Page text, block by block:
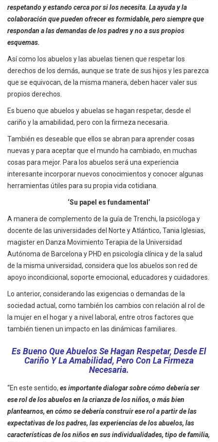
respetando y estando cerca por si los necesita. La ayuda y la
colaboración que pueden ofrecer es formidable, pero siempre que
respondan a las demandas de los padres y no a sus propios
esquemas.
Así como los abuelos y las abuelas tienen que respetar los
derechos de los demás, aunque se trate de sus hijos y les parezca
que se equivocan, de la misma manera, deben hacer valer sus
propios derechos.
Es bueno que abuelos y abuelas se hagan respetar, desde el
cariño y la amabilidad, pero con la firmeza necesaria.
También es deseable que ellos se abran para aprender cosas
nuevas y para aceptar que el mundo ha cambiado, en muchas
cosas para mejor. Para los abuelos será una experiencia
interesante incorporar nuevos conocimientos y conocer algunas
herramientas útiles para su propia vida cotidiana.
‘Su papel es fundamental’
A manera de complemento de la guía de Trenchi, la psicóloga y
docente de las universidades del Norte y Atlántico, Tania Iglesias,
magister en Danza Movimiento Terapia de la Universidad
Autónoma de Barcelona y PHD en psicología clínica y de la salud
de la misma universidad, considera que los abuelos son red de
apoyo incondicional, soporte emocional, educadores y cuidadores.
Lo anterior, considerando las exigencias o demandas de la
sociedad actual, como también los cambios con relación al rol de
la mujer en el hogar y a nivel laboral, entre otros factores que
también tienen un impacto en las dinámicas familiares.
Es Bueno Que Abuelos Se Hagan Respetar, Desde El
Cariño Y La Amabilidad, Pero Con La Firmeza
Necesaria.
“En este sentido, es importante dialogar sobre cómo debería ser
ese rol de los abuelos en la crianza de los niños, o más bien
plantearnos, en cómo se debería construir ese rol a partir de las
expectativas de los padres, las experiencias de los abuelos, las
características de los niños en sus individualidades, tipo de familia,